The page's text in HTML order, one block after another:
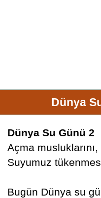
Dünya
Dünya Su Günü 2
Açma
Suyumuz
Bugün Dünya su